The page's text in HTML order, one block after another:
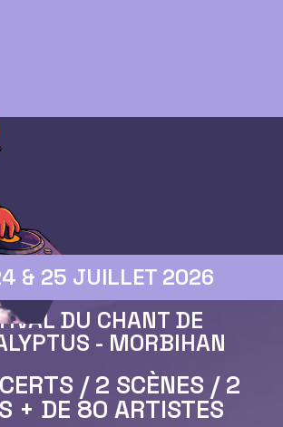
& 25 JUILLET 2026
DU CHANT DE
- MORBIHAN
/ 2 SCÈNES / 2
+ DE 80 ARTISTES